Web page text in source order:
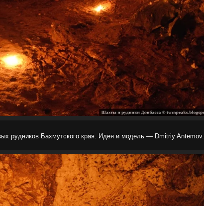
рудников Бахмутского края. Идея и модель — Dmitriy Antemov.